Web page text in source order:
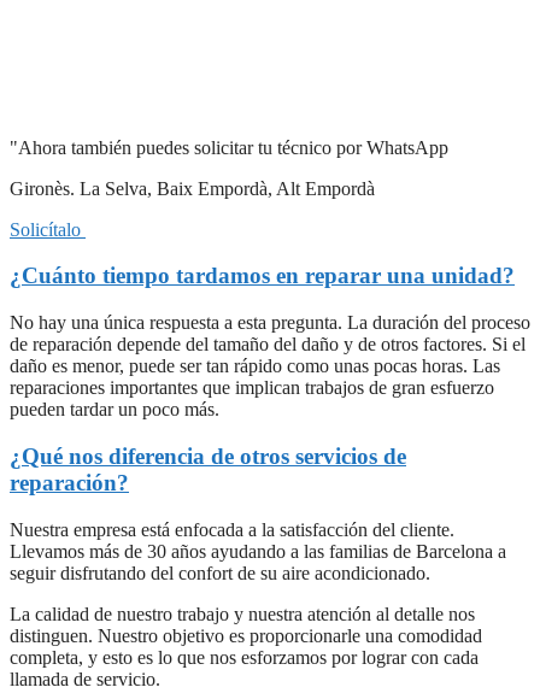
"Ahora también puedes solicitar tu técnico por WhatsApp
Gironès. La Selva, Baix Empordà, Alt Empordà
Solicítalo
¿Cuánto tiempo tardamos en reparar una unidad?
No hay una única respuesta a esta pregunta. La duración del proceso
de reparación depende del tamaño del daño y de otros factores. Si el
daño es menor, puede ser tan rápido como unas pocas horas. Las
reparaciones importantes que implican trabajos de gran esfuerzo
pueden tardar un poco más.
¿Qué nos diferencia de otros servicios de
reparación?
Nuestra empresa está enfocada a la satisfacción del cliente.
Llevamos más de 30 años ayudando a las familias de Barcelona a
seguir disfrutando del confort de su aire acondicionado.
La calidad de nuestro trabajo y nuestra atención al detalle nos
distinguen. Nuestro objetivo es proporcionarle una comodidad
completa, y esto es lo que nos esforzamos por lograr con cada
llamada de servicio.